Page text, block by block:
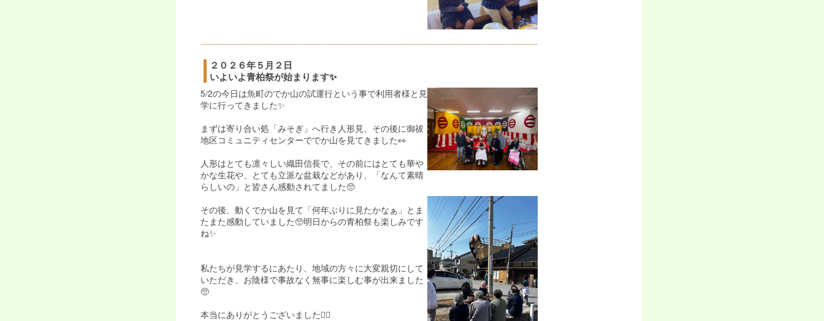
２０２６年５月２日
いよいよ青柏祭が始まります✨
5/2の今日は魚町のでか山の試運行という事で利用者様と見
学に行ってきました✨
まずは寄り合い処「みそぎ」へ行き人形見、その後に御祓
地区コミュニティセンターででか山を見てきました👀
人形はとても凛々しい織田信長で、その前にはとても華や
かな生花や、とても立派な盆栽などがあり、「なんて素晴
らしいの」と皆さん感動されてました🥺
その後、動くでか山を見て「何年ぶりに見たかなぁ」とま
たまた感動していました🥺明日からの青柏祭も楽しみです
ね✨
私たちが見学するにあたり、地域の方々に大変親切にして
いただき、お陰様で事故なく無事に楽しむ事が出来ました
🥺
本当にありがとうございました🙇‍♀️